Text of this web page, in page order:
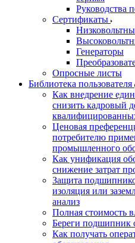
Руководства
Сертификаты
Генераторы
Опросные листы
Библиотека пользователя
Как внедрение
снизить кадровый
Ценовая
потребителю
промышленного
Как унификация
снижение затрат
Защита
изоляция или
анализ
Полная стоимость
Береги подшипник
Как получать